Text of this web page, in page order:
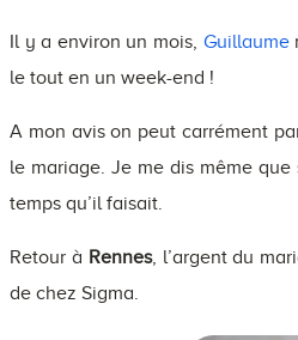
Il y a environ un mois, Guillaume
le tout en un week-end !
A mon avis on peut carrément
le mariage. Je me dis même
temps qu’il faisait.
Retour à Rennes, l’argent du
de chez Sigma.